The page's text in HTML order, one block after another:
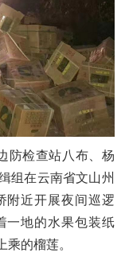
防检查站八布、杨
组在云南省文山州
附近开展夜间巡逻
一地的水果包装纸
的榴莲。